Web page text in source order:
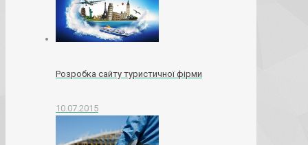
Розробка сайту туристичної фірми
10.07.2015